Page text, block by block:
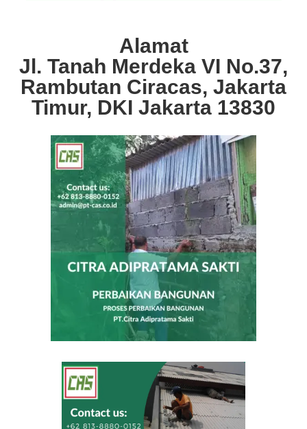
Alamat
Jl. Tanah Merdeka VI No.37,
Rambutan Ciracas, Jakarta
Timur, DKI Jakarta 13830